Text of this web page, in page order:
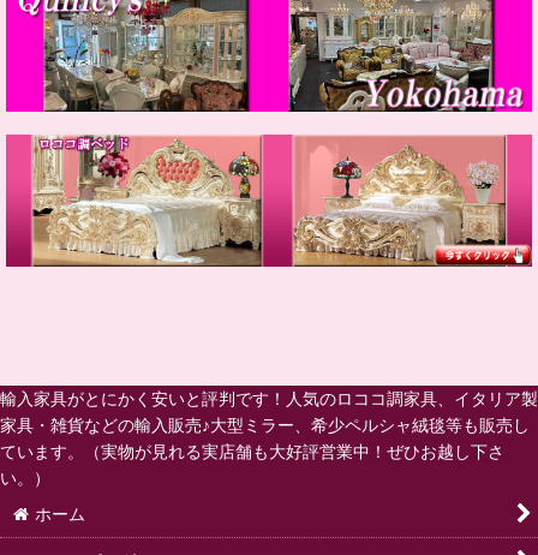
輸入家具がとにかく安いと評判です！人気のロココ調家具、イタリア製
家具・雑貨などの輸入販売♪大型ミラー、希少ペルシャ絨毯等も販売し
ています。（実物が見れる実店舗も大好評営業中！ぜひお越し下さ
い。）
ホーム